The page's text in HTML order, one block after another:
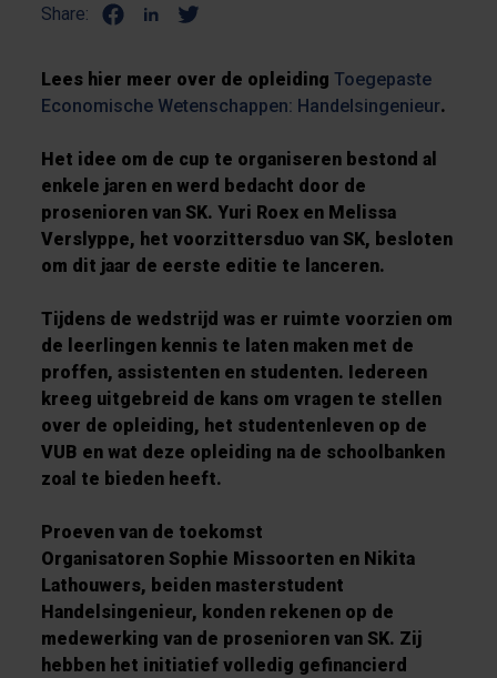
Share:
Lees hier meer over de opleidingToegepaste
Economische Wetenschappen: Handelsingenieur.
Het idee om de cup te organiseren bestond al
enkele jaren en werd bedacht door de
prosenioren van SK. Yuri Roex en Melissa
Verslyppe, het voorzittersduo van SK, besloten
om dit jaar de eerste editie te lanceren.
Tijdens de wedstrijd was er ruimte voorzien om
de leerlingen kennis te laten maken met de
proffen, assistenten en studenten. Iedereen
kreeg uitgebreid de kans om vragen te stellen
over de opleiding, het studentenleven op de
VUB en wat deze opleiding na de schoolbanken
zoal te bieden heeft.
Proeven van de toekomst
Organisatoren Sophie Missoorten en Nikita
Lathouwers, beiden masterstudent
Handelsingenieur, konden rekenen op de
medewerking van de prosenioren van SK. Zij
hebben het initiatief volledig gefinancierd